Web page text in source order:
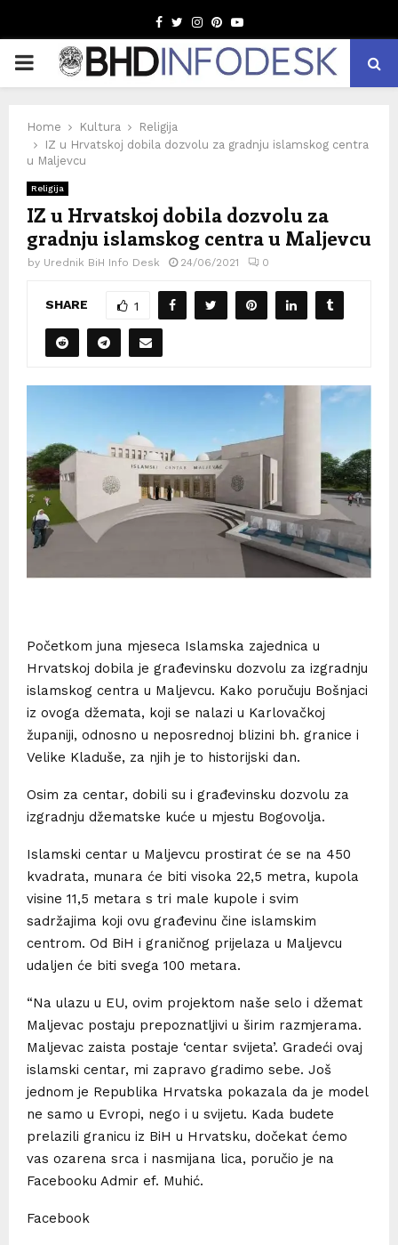
Facebook
TwitterInstagram
Pinterest
Youtube
PRIMARY
Home Kultura
Religija
IZ u Hrvatskoj dobila dozvolu za gradnju islamskog centra
u Maljevcu
Religija
IZ u Hrvatskoj dobila dozvolu za
gradnju islamskog centra u Maljevcu
by Urednik BiH Info Desk 24/06/2021 0
SHARE 1
Početkom juna mjeseca Islamska zajednica u
Hrvatskoj dobila je građevinsku dozvolu za izgradnju
islamskog centra u Maljevcu. Kako poručuju Bošnjaci
iz ovoga džemata, koji se nalazi u Karlovačkoj
županiji, odnosno u neposrednoj blizini bh. granice i
Velike Kladuše, za njih je to historijski dan.
Osim za centar, dobili su i građevinsku dozvolu za
izgradnju džematske kuće u mjestu Bogovolja.
Islamski centar u Maljevcu prostirat će se na 450
kvadrata, munara će biti visoka 22,5 metra, kupola
visine 11,5 metara s tri male kupole i svim
sadržajima koji ovu građevinu čine islamskim
centrom. Od BiH i graničnog prijelaza u Maljevcu
udaljen će biti svega 100 metara.
“Na ulazu u EU, ovim projektom naše selo i džemat
Maljevac postaju prepoznatljivi u širim razmjerama.
Maljevac zaista postaje ‘centar svijeta’. Gradeći ovaj
islamski centar, mi zapravo gradimo sebe. Još
jednom je Republika Hrvatska pokazala da je model
ne samo u Evropi, nego i u svijetu. Kada budete
prelazili granicu iz BiH u Hrvatsku, dočekat ćemo
vas ozarena srca i nasmijana lica, poručio je na
Facebooku Admir ef. Muhić.
Facebook